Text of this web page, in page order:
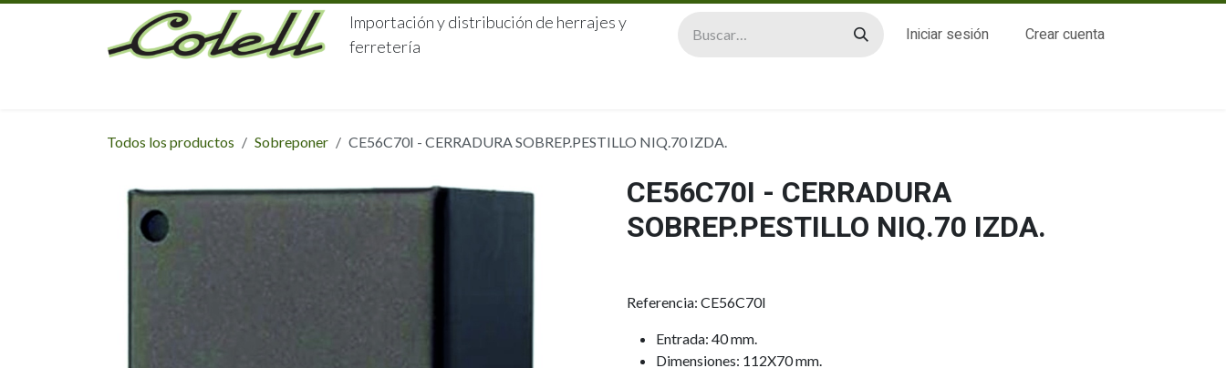
Ir al contenido
Importación y distribución de herrajes y
ferretería
Iniciar sesión Crear cuenta
Todos los productos Sobreponer CE56C70I - CERRADURA SOBREP.PESTILLO NIQ.70 IZDA.
CE56C70I - CERRADURA
SOBREP.PESTILLO NIQ.70 IZDA.
Referencia: CE56C70I
Entrada: 40 mm.
Dimensiones: 112X70 mm.